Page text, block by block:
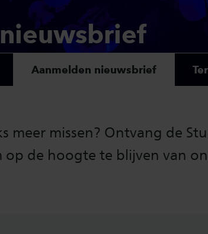
Aanmelden nieuwsbrief
meer missen? Ontvang de
op de hoogte te blijven van